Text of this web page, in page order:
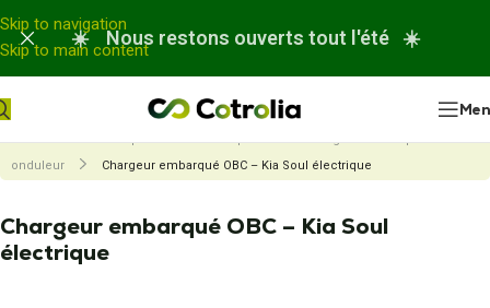
Panneau de gestion des cookies
Skip to navigation
Skip to main content
☀️ Nous restons ouverts tout l'été ☀️
Accueil Nos réparations
Réparation de chargeur embarqué et
onduleur
Chargeur embarqué OBC – Kia Soul électrique
Chargeur embarqué OBC – Kia Soul
électrique